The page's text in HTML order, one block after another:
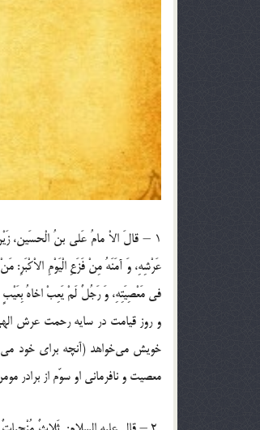
1 – قالَ الاْ مامُ عَلی بنُ الْحسَین،
عَرْشِهِ، وَ آمَنَهُ مِنْ فَزَعِ ‏الْیَوْمِ الاْکْبَرِ:
و روز قیامت در سایه رحمت عرش
خویش می‌خواهد (آنچه برای خود
معصیت و نافرمانی او سوّم از برادر